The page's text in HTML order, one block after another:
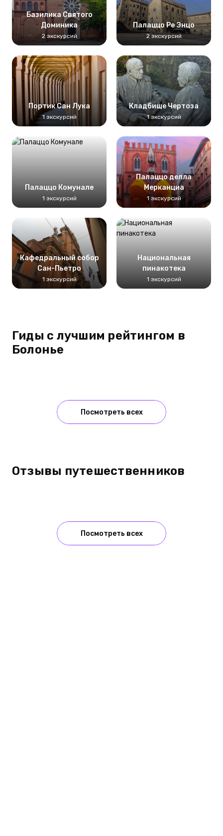
Базилика Святого
Доминика
2 экскурсий
Палаццо Ре Энцо
2 экскурсий
Портик Сан Лука
1 экскурсий
Кладбище Чертоза
1 экскурсий
Палаццо Комунале
1 экскурсий
Палаццо делла
Мерканциа
1 экскурсий
Кафедральный собор
Сан-Пьетро
1 экскурсий
Национальная
пинакотека
1 экскурсий
Гиды с лучшим рейтингом в
Болонье
Посмотреть всех
Отзывы путешественников
Посмотреть всех